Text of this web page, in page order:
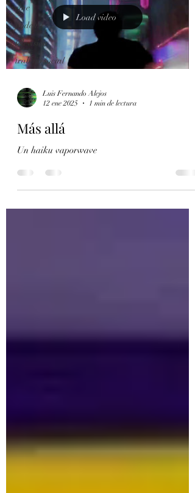
cine
podcast
televisión
trabajo social
Load video
Luis Fernando Alejos
12 ene 2025
1 min de lectura
Más allá
Un haiku vaporwave